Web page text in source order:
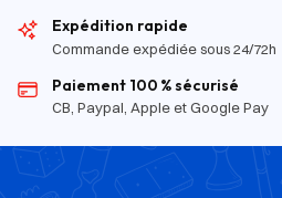
Expédition rapide
Commande expédiée sous 24/72h
Paiement 100 % sécurisé
CB, Paypal, Apple et Google Pay